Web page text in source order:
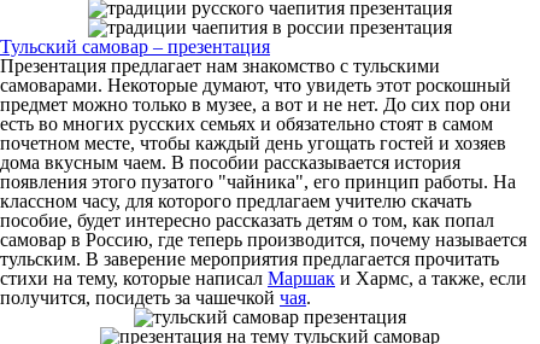
Тульский самовар – презентация
Презентация предлагает нам знакомство с тульскими
самоварами. Некоторые думают, что увидеть этот роскошный
предмет можно только в музее, а вот и не нет. До сих пор они
есть во многих русских семьях и обязательно стоят в самом
почетном месте, чтобы каждый день угощать гостей и хозяев
дома вкусным чаем. В пособии рассказывается история
появления этого пузатого "чайника", его принцип работы. На
классном часу, для которого предлагаем учителю скачать
пособие, будет интересно рассказать детям о том, как попал
самовар в Россию, где теперь производится, почему называется
тульским. В заверение мероприятия предлагается прочитать
стихи на тему, которые написал Маршак и Хармс, а также, если
получится, посидеть за чашечкой чая.